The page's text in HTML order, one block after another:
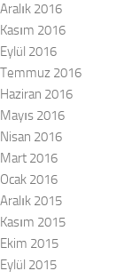
Aralık 2016
Kasım 2016
Eylül 2016
Temmuz 2016
Haziran 2016
Mayıs 2016
Nisan 2016
Mart 2016
Ocak 2016
Aralık 2015
Kasım 2015
Ekim 2015
Eylül 2015